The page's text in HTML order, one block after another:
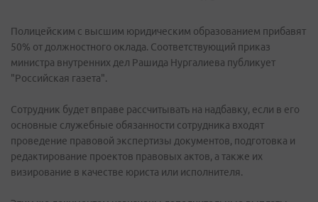
Полицейским с высшим юридическим образованием прибавят
50% от должностного оклада. Соответствующий приказ
министра внутренних дел Рашида Нургалиева публикует
"Российская газета".
Сотрудник будет вправе рассчитывать на надбавку, если в его
основные служебные обязанности сотрудника входят
проведение правовой экспертизы документов, подготовка и
редактирование проектов правовых актов, а также их
визирование в качестве юриста или исполнителя.